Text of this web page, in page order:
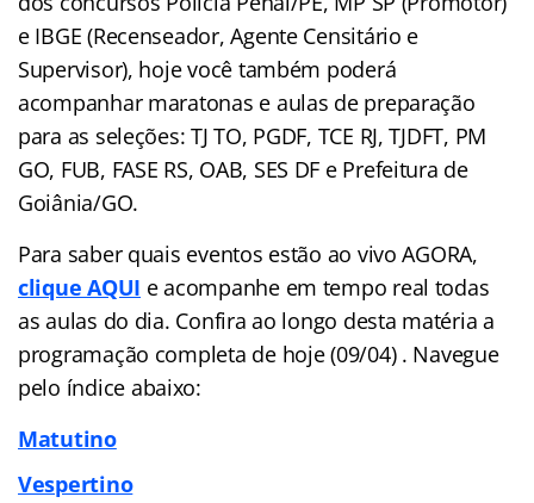
e IBGE (Recenseador, Agente Censitário e
Supervisor), hoje você também poderá
acompanhar maratonas e aulas de preparação
para as seleções: TJ TO, PGDF, TCE RJ, TJDFT, PM
GO, FUB, FASE RS, OAB, SES DF e Prefeitura de
Goiânia/GO.
Para saber quais eventos estão ao vivo AGORA,
clique AQUI e acompanhe em tempo real todas
as aulas do dia. Confira ao longo desta matéria a
programação completa de hoje (09/04) . Navegue
pelo índice abaixo:
Matutino
Vespertino